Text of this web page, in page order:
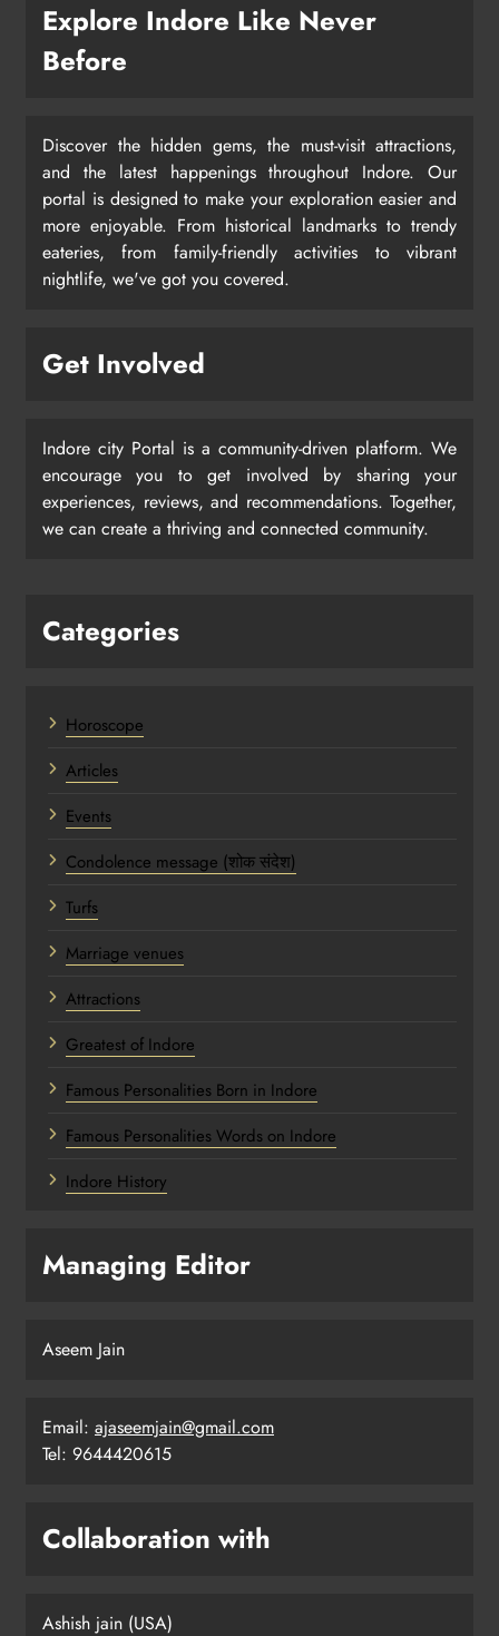
Explore Indore Like Never
Before
Discover the hidden gems, the must-visit attractions,
and the latest happenings throughout Indore. Our
portal is designed to make your exploration easier and
more enjoyable. From historical landmarks to trendy
eateries, from family-friendly activities to vibrant
nightlife, we've got you covered.
Get Involved
Indore city Portal is a community-driven platform. We
encourage you to get involved by sharing your
experiences, reviews, and recommendations. Together,
we can create a thriving and connected community.
Categories
Horoscope
Articles
Events
Condolence message (शोक संदेश)
Turfs
Marriage venues
Attractions
Greatest of Indore
Famous Personalities Born in Indore
Famous Personalities Words on Indore
Indore History
Managing Editor
Aseem Jain
Email: ajaseemjain@gmail.com
Tel: 9644420615
Collaboration with
Ashish jain (USA)